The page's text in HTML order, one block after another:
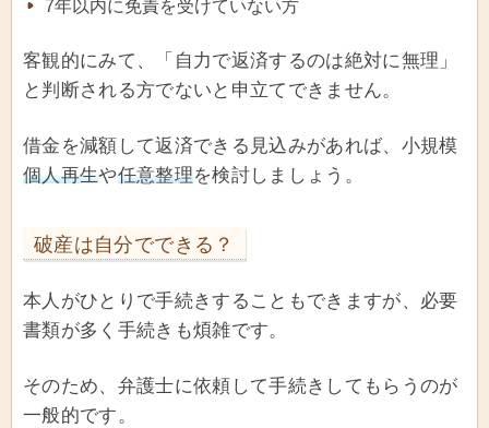
7年以内に免責を受けていない方
客観的にみて、「自力で返済するのは絶対に無理」
と判断される方でないと申立てできません。
借金を減額して返済できる見込みがあれば、小規模
個人再生や任意整理を検討しましょう。
破産は自分でできる？
本人がひとりで手続きすることもできますが、必要
書類が多く手続きも煩雑です。
そのため、弁護士に依頼して手続きしてもらうのが
一般的です。